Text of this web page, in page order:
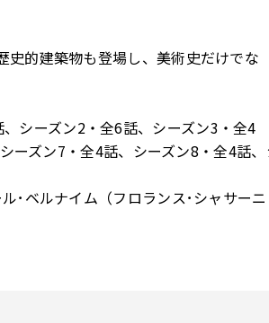
史的建築物も登場し、美術史だけでな
シーズン2・全6話、シーズン3・全4
ーズン7・全4話、シーズン8・全4話、
･ベルナイム（フロランス･シャサーニ